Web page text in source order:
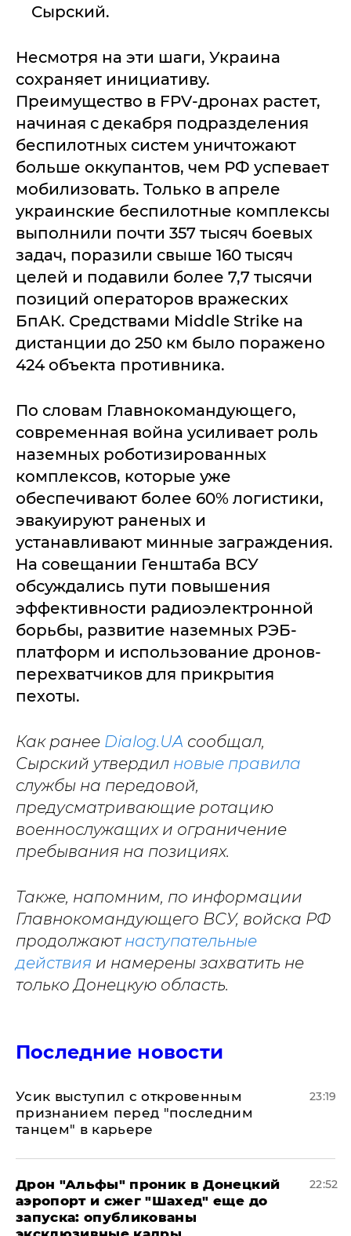
Сырский.
Несмотря на эти шаги, Украина
сохраняет инициативу.
Преимущество в FPV-дронах растет,
начиная с декабря подразделения
беспилотных систем уничтожают
больше оккупантов, чем РФ успевает
мобилизовать. Только в апреле
украинские беспилотные комплексы
выполнили почти 357 тысяч боевых
задач, поразили свыше 160 тысяч
целей и подавили более 7,7 тысячи
позиций операторов вражеских
БпАК. Средствами Middle Strike на
дистанции до 250 км было поражено
424 объекта противника.
По словам Главнокомандующего,
современная война усиливает роль
наземных роботизированных
комплексов, которые уже
обеспечивают более 60% логистики,
эвакуируют раненых и
устанавливают минные заграждения.
На совещании Генштаба ВСУ
обсуждались пути повышения
эффективности радиоэлектронной
борьбы, развитие наземных РЭБ-
платформ и использование дронов-
перехватчиков для прикрытия
пехоты.
Как ранее Dialog.UA сообщал,
Сырский утвердил новые правила
службы на передовой,
предусматривающие ротацию
военнослужащих и ограничение
пребывания на позициях.
Также, напомним, по информации
Главнокомандующего ВСУ, войска РФ
продолжают наступательные
действия и намерены захватить не
только Донецкую область.
Последние новости
Усик выступил с откровенным
признанием перед "последним
танцем" в карьере
23:19
Дрон "Альфы" проник в Донецкий
аэропорт и сжег "Шахед" еще до
запуска: опубликованы
22:52